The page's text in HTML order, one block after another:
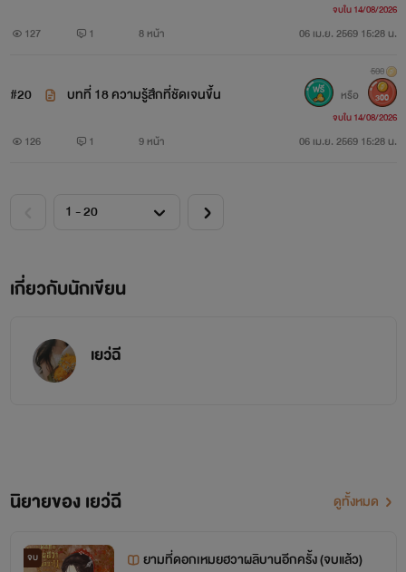
127 1 8 หน้า 06 เม.ย. 2569 15:28 น.
จบใน 14/08/2026
#20 บทที่ 18 ความรู้สึกที่ชัดเจนขึ้น
126 1 9 หน้า 06 เม.ย. 2569 15:28 น.
500
หรือ 300
จบใน 14/08/2026
เกี่ยวกับนักเขียน
เยว่ฉี
นิยายของ เยว่ฉี ดูทั้งหมด
จบ ยามที่ดอกเหมยฮวาผลิบานอีกครั้ง (จบแล้ว)